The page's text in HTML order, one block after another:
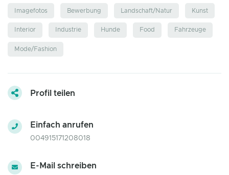
Imagefotos Bewerbung Landschaft/Natur Kunst
Interior Industrie Hunde Food Fahrzeuge
Mode/Fashion
Profil teilen
Einfach anrufen
004915171208018
E-Mail schreiben